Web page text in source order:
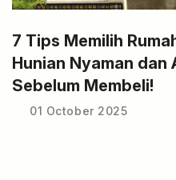
7 Tips Memilih
Hunian Nyaman dan
Sebelum Membeli!
01 October 2025